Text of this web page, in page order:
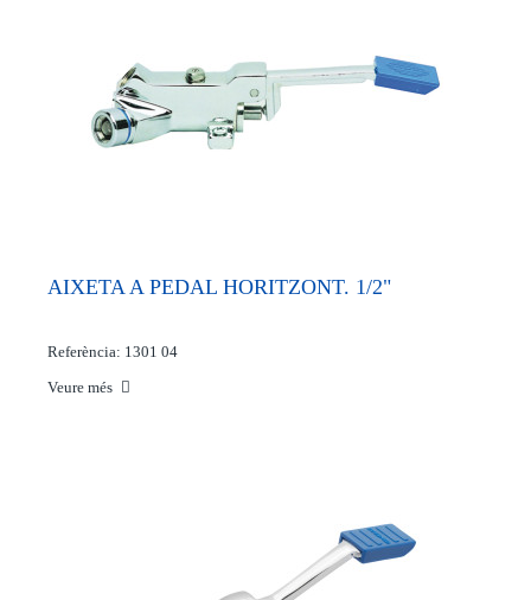
AIXETA A PEDAL HORITZONT. 1/2"
Referència: 1301 04
Veure més